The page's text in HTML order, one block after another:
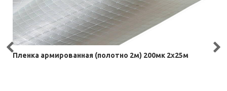
Пленка армированная (полотно 2м) 200мк 2х25м